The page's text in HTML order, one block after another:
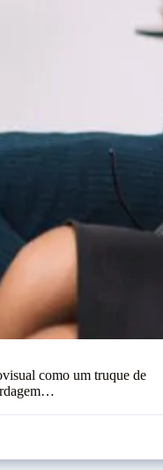
como um truque de